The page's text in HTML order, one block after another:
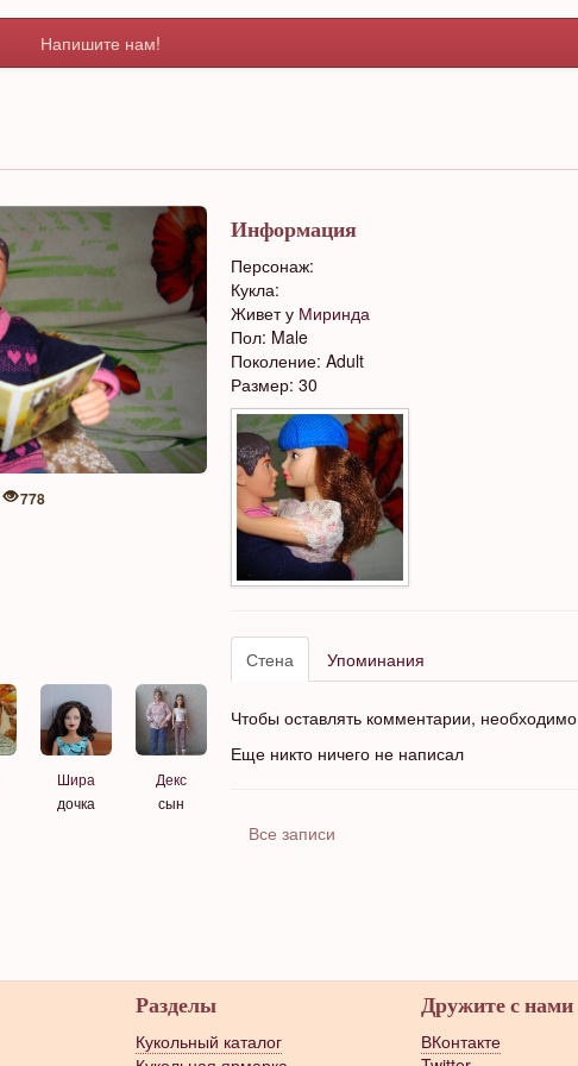
Напишите нам!
778
Информация
Персонаж:
Кукла:
Живет у Миринда
Пол: Male
Поколение: Adult
Размер: 30
Шира
дочка
Декс
сын
Стена Упоминания
Чтобы оставлять комментарии, необходимо
Еще никто ничего не написал
Все записи
Разделы
Кукольный каталог
Дружите с нами
ВКонтакте